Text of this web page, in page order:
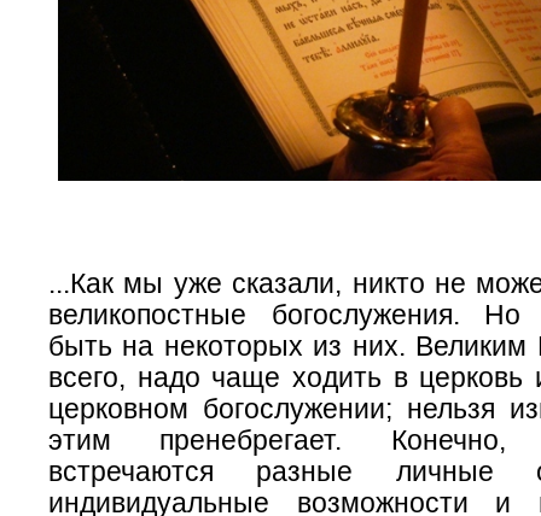
...Как мы уже сказали, никто не
великопостные богослужения.
быть на некоторых из них.
всего, надо чаще ходить в церковь
церковном богослужении; нельзя
этим пренебрегает.
встречаются разные личные
индивидуальные возможности и